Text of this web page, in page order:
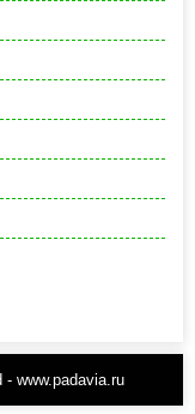
www.padavia.ru